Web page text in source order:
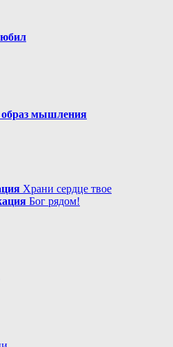
образ мышления
Храни сердце твое
Бог рядом!